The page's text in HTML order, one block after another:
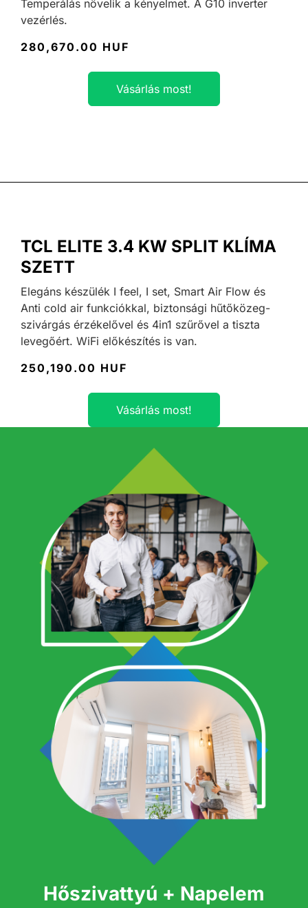
Temperálás növelik a kényelmet. A G10 inverter
vezérlés.
280,670.00 HUF
Vásárlás most!
TCL ELITE 3.4 KW SPLIT KLÍMA
SZETT
Elegáns készülék I feel, I set, Smart Air Flow és
Anti cold air funkciókkal, biztonsági hűtőközeg-
szivárgás érzékelővel és 4in1 szűrővel a tiszta
levegőért. WiFi előkészítés is van.
250,190.00 HUF
Vásárlás most!
Hőszivattyú + Napelem